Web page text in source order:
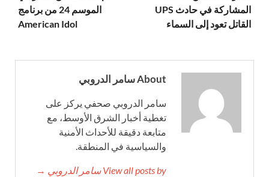
المشاركة في حادث UPS
القاتل تعود إلى السماء
الموسم 24 من برنامج
American Idol
About سامر الدروبي
سامر الدروبي صحفي يركز على
تغطية أخبار الشرق الأوسط، مع
متابعة دقيقة للأحداث الأمنية
والسياسية في المنطقة.
View all posts by سامر الدروبي →